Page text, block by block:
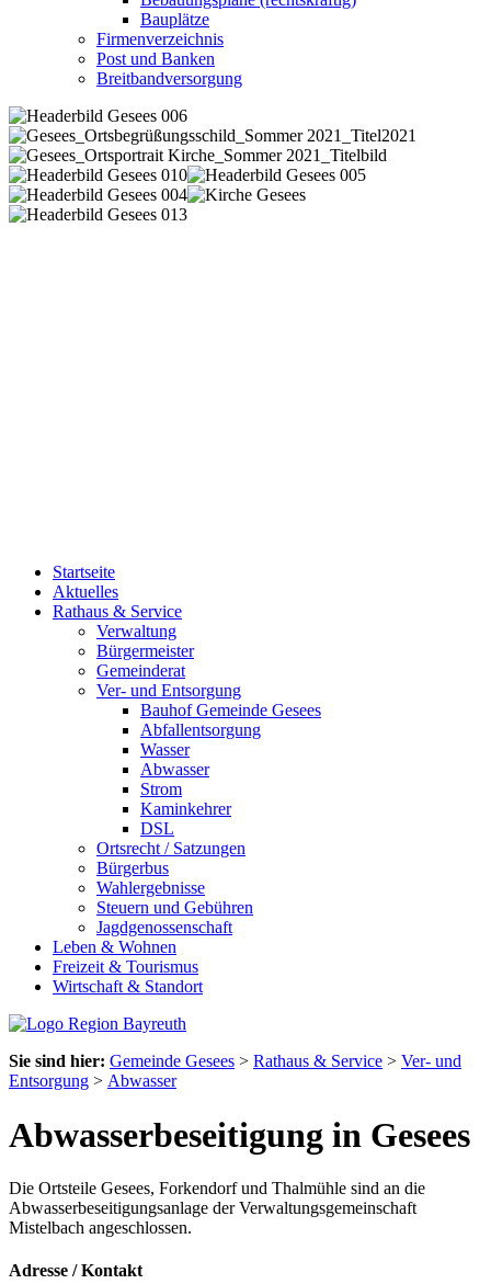
Bauplätze
Firmenverzeichnis
Post und Banken
Breitbandversorgung
Startseite
Aktuelles
Rathaus & Service
Verwaltung
Bürgermeister
Gemeinderat
Ver- und Entsorgung
Bauhof Gemeinde Gesees
Abfallentsorgung
Wasser
Abwasser
Strom
Kaminkehrer
DSL
Ortsrecht / Satzungen
Bürgerbus
Wahlergebnisse
Steuern und Gebühren
Jagdgenossenschaft
Leben & Wohnen
Freizeit & Tourismus
Wirtschaft & Standort
Sie sind hier: Gemeinde Gesees > Rathaus & Service > Ver- und
Entsorgung > Abwasser
Abwasserbeseitigung in Gesees
Die Ortsteile Gesees, Forkendorf und Thalmühle sind an die
Abwasserbeseitigungsanlage der Verwaltungsgemeinschaft
Mistelbach angeschlossen.
Adresse / Kontakt